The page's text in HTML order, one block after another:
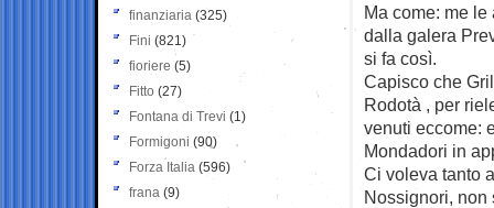
Ma come: me le
dalla galera
si fa così.
Capisco che
Rodotà , per
venuti eccome:
Mondadori in
Ci voleva tanto
Nossignori, non
finanziaria (325)
Fini (821)
fioriere (5)
Fitto (27)
Fontana di Trevi (1)
Formigoni (90)
Forza Italia (596)
frana (9)